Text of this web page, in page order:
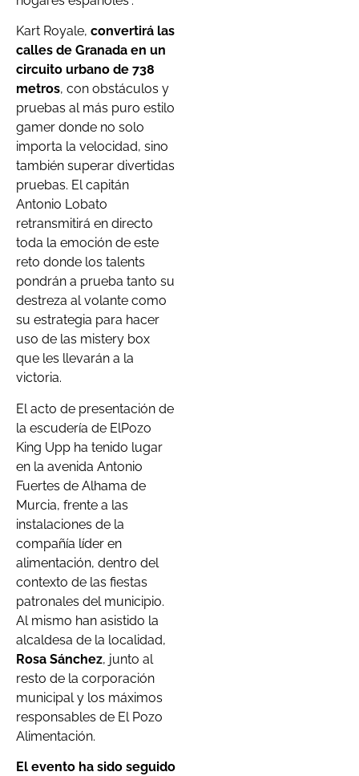
Kart Royale, convertirá las
calles de Granada en un
circuito urbano de 738
metros, con obstáculos y
pruebas al más puro estilo
gamer donde no solo
importa la velocidad, sino
también superar divertidas
pruebas. El capitán
Antonio Lobato
retransmitirá en directo
toda la emoción de este
reto donde los talents
pondrán a prueba tanto su
destreza al volante como
su estrategia para hacer
uso de las mistery box
que les llevarán a la
victoria.
El acto de presentación de
la escudería de ElPozo
King Upp ha tenido lugar
en la avenida Antonio
Fuertes de Alhama de
Murcia, frente a las
instalaciones de la
compañía líder en
alimentación, dentro del
contexto de las fiestas
patronales del municipio.
Al mismo han asistido la
alcaldesa de la localidad,
Rosa Sánchez, junto al
resto de la corporación
municipal y los máximos
responsables de El Pozo
Alimentación.
El evento ha sido seguido